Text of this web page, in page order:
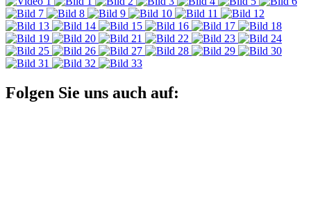
Folgen Sie uns auch auf: